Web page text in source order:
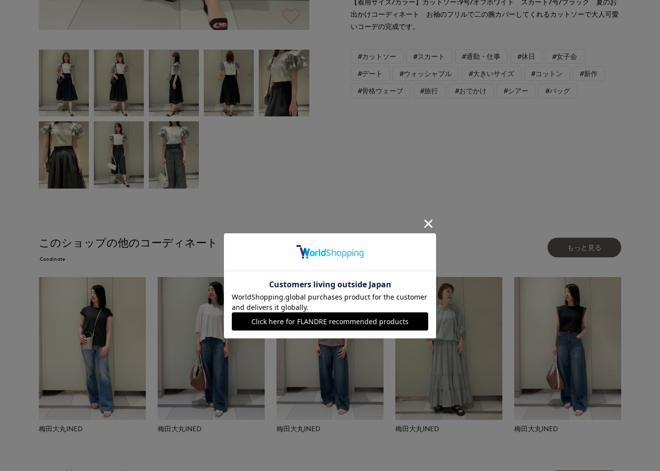
出かけコーディネート お袖のフリルで二の腕カバーしてくれるカットソーで大人可愛
いコーデの完成です。
#カットソー #スカート #通勤・仕事 #休日 #女子会
#デート #ウォッシャブル #大きいサイズ #コットン #新作
#骨格ウェーブ #旅行 #おでかけ #シアー #バッグ
このショップの他のコーディネート
Coodinate
もっと見る
梅田大丸INED 梅田大丸INED 梅田大丸INED 梅田大丸INED 梅田大丸INED